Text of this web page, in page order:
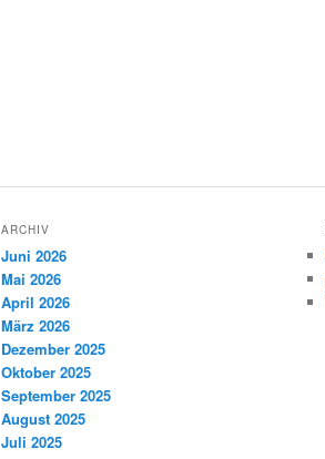
ARCHIV
Juni 2026
Mai 2026
April 2026
März 2026
Dezember 2025
Oktober 2025
September 2025
August 2025
Juli 2025